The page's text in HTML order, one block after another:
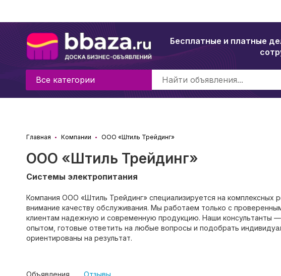
Бесплатные и платные
Все категории
Главная Компании ООО «Штиль Трейдинг»
ООО «Штиль Трейдинг»
Системы электропитания
Компания ООО «Штиль Трейдинг» специализируется на комплексных
внимание качеству обслуживания. Мы работаем только с
клиентам надежную и современную продукцию. Наши консультанты
опытом, готовые ответить на любые вопросы и подобрать
ориентированы на результат.
Объявления Отзывы